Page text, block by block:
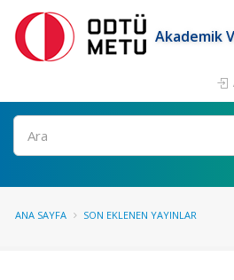
Akademik
Ara
ANA SAYFA SON EKLENEN YAYINLAR